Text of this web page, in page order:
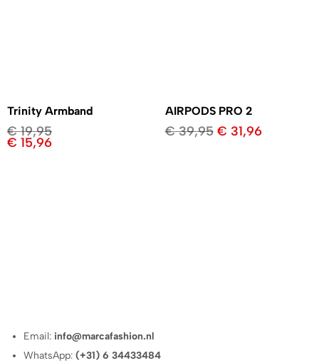
Trinity Armband
€19,95
€ 15,96
AIRPODS PRO 2
€39,95 € 31,96
Email: info@marcafashion.nl
WhatsApp:(+31) 6 34433484